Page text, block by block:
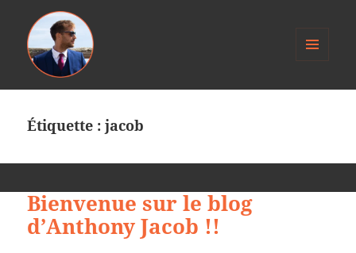
WIDGETS
Étiquette :jacob
Bienvenue sur le blog
d’Anthony Jacob !!